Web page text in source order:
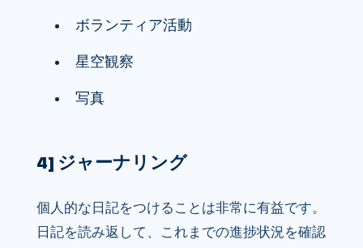
ボランティア活動
星空観察
写真
4] ジャーナリング
個人的な日記をつけることは非常に有益です。
日記を読み返して、これまでの進捗状況を確認